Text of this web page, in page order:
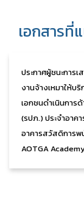
เอกสารที่
ประกาศผู้ชนะการเ
งานจ้างเหมาให้บ
เอกชนดำเนินการ
(รปภ.) ประจำอาค
อาคารสวัสดิการพ
AOTGA